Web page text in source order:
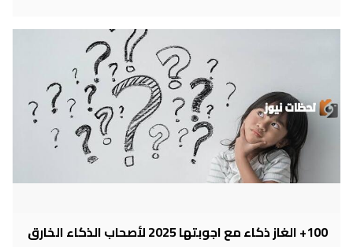
100+ الغاز ذكاء مع اجوبتها 2025 لأصحاب الذكاء الخارق